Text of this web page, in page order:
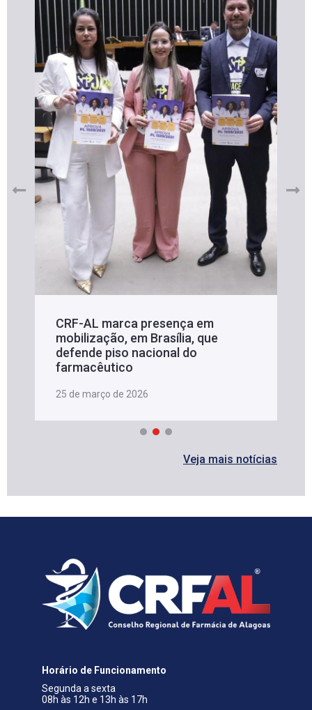
CRF-AL marca presença em
mobilização, em Brasília, que
defende piso nacional do
farmacêutico
25 de março de 2026
Veja mais notícias
Horário de Funcionamento
Segunda a sexta
08h às 12h e 13h às 17h